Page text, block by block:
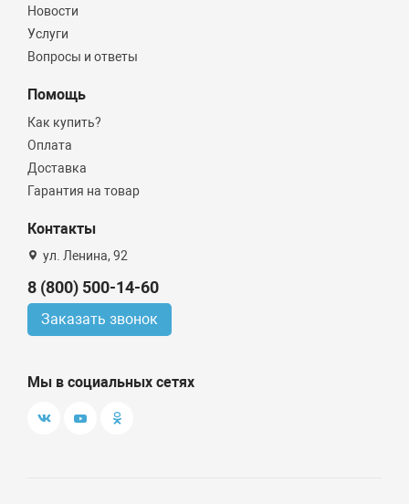
Новости
Услуги
Вопросы и ответы
Помощь
Как купить?
Оплата
Доставка
Гарантия на товар
Контакты
ул. Ленина, 92
8 (800) 500-14-60
Заказать звонок
Мы в социальных сетях